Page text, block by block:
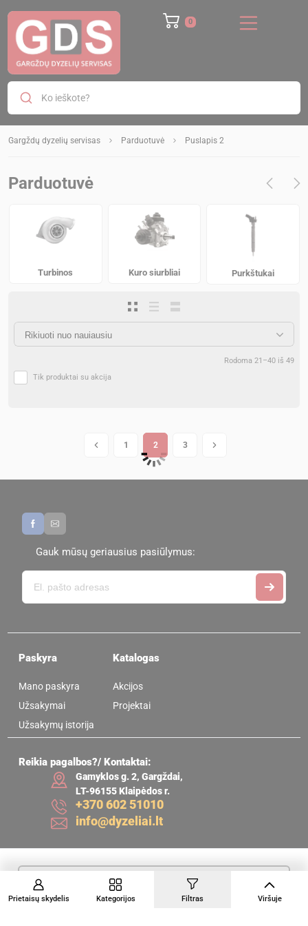
0
Ko ieškote?
Gargždų dyzelių servisas Parduotuvė Puslapis 2
Parduotuvė
Turbinos Kuro siurbliai Purkštukai
Tik produktai su akcija
Rodoma 21–40 iš 49
1 2 3
Gauk mūsų geriausius pasiūlymus:
Paskyra
Mano paskyra
Užsakymai
Užsakymų istorija
Katalogas
Akcijos
Projektai
Reikia pagalbos?/ Kontaktai:
Gamyklos g. 2, Gargždai,
LT-96155 Klaipėdos r.
+370 602 51010
info@dyzeliai.lt
Prietaisų skydelis Kategorijos Filtras Viršuje